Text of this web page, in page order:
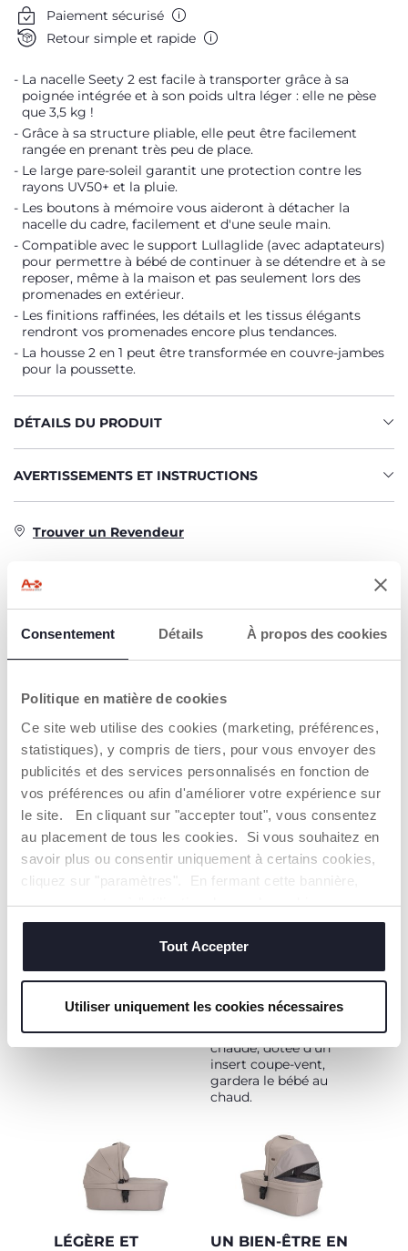
Consentement Détails À propos des cookies
Politique en matière de cookies
Ce site web utilise des cookies (marketing, préférences,
statistiques), y compris de tiers, pour vous envoyer des
publicités et des services personnalisés en fonction de
vos préférences ou afin d'améliorer votre expérience sur
le site. En cliquant sur "accepter tout", vous consentez
au placement de tous les cookies. Si vous souhaitez en
savoir plus ou consentir uniquement à certains cookies,
cliquez sur "paramètres". En fermant cette bannière,
vous consentez à l'utilisation des seuls cookies
techniques, qui sont essentiels au service demandé.
Tout Accepter
Utiliser uniquement les cookies nécessaires
Paiement sécurisé
Retour simple et rapide
La nacelle Seety 2 est facile à transporter grâce à sa
poignée intégrée et à son poids ultra léger : elle ne pèse
que 3,5 kg !
Grâce à sa structure pliable, elle peut être facilement
rangée en prenant très peu de place.
Le large pare-soleil garantit une protection contre les
rayons UV50+ et la pluie.
Les boutons à mémoire vous aideront à détacher la
nacelle du cadre, facilement et d'une seule main.
Compatible avec le support Lullaglide (avec adaptateurs)
pour permettre à bébé de continuer à se détendre et à se
reposer, même à la maison et pas seulement lors des
promenades en extérieur.
Les finitions raffinées, les détails et les tissus élégants
rendront vos promenades encore plus tendances.
La housse 2 en 1 peut être transformée en couvre-jambes
pour la poussette.
DÉTAILS DU PRODUIT
AVERTISSEMENTS ET INSTRUCTIONS
Trouver un Revendeur
CARACTÉRISTIQUES DU PRODUIT
UN DESIGN
TENDANCE
La nacelle Seety 2
vous surprendra par
son style moderne et
frais. La nacelle offre
un environnement
idéal pour accueillir le
sommeil et le repos.
LE CONFORT
POUR TOUTES
LES SAISONS
Le large capony
imperméable doté
d'un traitement
UV50+ protègera le
bébé tout en lui
d'été, l'ouverture en
assurera un climat
optimal, tandis que
pendant les jours
d'hiver, la couverture
chaude, dotée d'un
insert coupe-vent,
gardera le bébé au
chaud.
LÉGÈRE ET
UN BIEN-ÊTRE EN